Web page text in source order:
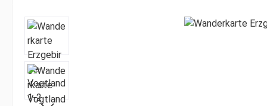
Bildergalerie überspringen